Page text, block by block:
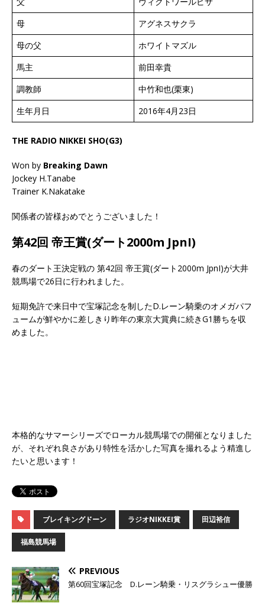
母
アグネスサクラ
母の父
ホワイトマズル
馬主
前田幸貴
調教師
中竹和也(栗東)
生年月日
2016年4月23日
THE RADIO NIKKEI SHO(G3)
Won by Breaking Dawn
Jockey H.Tanabe
Trainer K.Nakatake
関係者の皆様おめでとうございました！
第42回 帝王賞(ダート2000m JpnI)
春のダート王決定戦の 第42回 帝王賞(ダート2000m JpnI)が大井
競馬場で26日に行われました。
短期免許で来日中で宝塚記念を制したD.レーン騎乗のオメガパフ
ュームが鮮やかに差しきり昨年の東京大賞典に続きG1勝ちを収
めました。
本格的なサマーシリーズでローカル競馬場での開催となりました
が、それぞれ良さがあり特性を活かした写真を撮れるよう精進し
たいと思います！
ブレイキングドーン ラジオNIKKEI賞 田辺裕信
福島競馬場
PREVIOUS
第60回宝塚記念 D.レーン騎乗・リスグラシュー優勝